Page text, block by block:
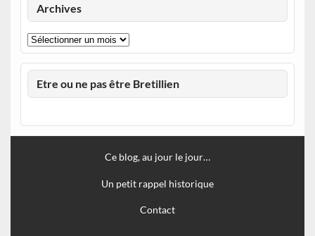
Archives
Archives
Etre ou ne pas être Bretillien
Ce blog, au jour le jour…
Un petit rappel historique
Contact